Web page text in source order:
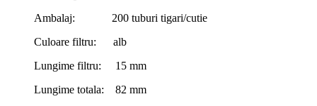
Ambalaj: 200 tuburi tigari/cutie
Culoare filtru: alb
Lungime filtru: 15 mm
Lungime totala: 82 mm